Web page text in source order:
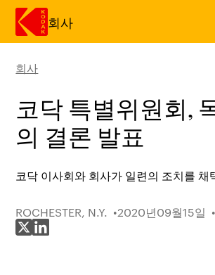
회사
회사
코닥 특별위원회,
의 결론 발표
코닥 이사회와 회사가 일련의 조치를 채
ROCHESTER, N.Y. 2020년09월15일
X에 공유
LinkedIn에 공유